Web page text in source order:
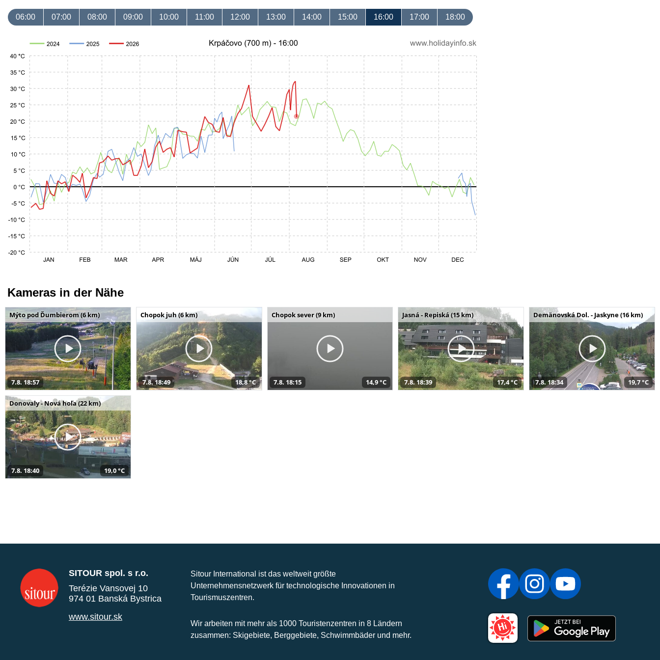
06:00 07:00 08:00 09:00 10:00 11:00 12:00 13:00 14:00 15:00 16:00 17:00 18:00
Kameras in der Nähe
Mýto pod Ďumbierom (6 km)
7.8. 18:57
Chopok juh (6 km)
7.8. 18:49 18,8 °C
Chopok sever (9 km)
7.8. 18:15 14,9 °C
Jasná - Repiská (15 km)
7.8. 18:39 17,4 °C
Demänovská Dol. - Jaskyne (16 km)
7.8. 18:34 19,7 °C
Donovaly - Nová hoľa (22 km)
7.8. 18:40 19,0 °C
SITOUR spol. s r.o.
Terézie Vansovej 10
974 01 Banská Bystrica
www.sitour.sk
Sitour International ist das weltweit größte
Unternehmensnetzwerk für technologische Innovationen in
Tourismuszentren.
Wir arbeiten mit mehr als 1000 Touristenzentren in 8 Ländern
zusammen: Skigebiete, Berggebiete, Schwimmbäder und mehr.